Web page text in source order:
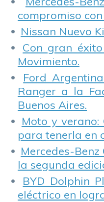
compromiso
Nissan Nuevo
Con gran
Movimiento.
Ford
Ranger a la
Buenos Aires.
Moto y verano:
para tenerla en
Mercedes-
la segunda
BYD Dolphin
eléctrico en